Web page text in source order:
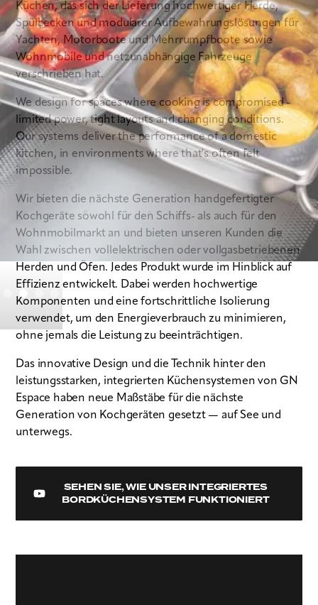
Slide 2 of 4.
Küchen, das sich der Lieferung hochwertiger Herde,
Spülbecken und modularer Aufbewahrungslösungen für
Yachten, Motorboote und Mehrrumpfboote sowie
Wohnmobile und netzunabhängige Fahrzeuge
verschrieben hat.
We design for spaces where cooking is compromised -
limited power, tight layouts and changing conditions.
Our systems deliver the performance of a domestic
kitchen, in environments where that's often felt
impossible.
Wir bieten die nächste Generation handgefertigter
Kochgeräte sowohl für den Schiffs- als auch für den
Wohnmobilmarkt an und bieten unseren Kunden die
Wahl zwischen vollelektrischen oder vollgasbetriebenen
Herden und Öfen. Jedes Produkt wurde im Hinblick auf
Effizienz entwickelt. Dabei werden hochwertige
Komponenten und eine fortschrittliche Isolierung
verwendet, um den Energieverbrauch zu minimieren,
ohne jemals die Leistung zu beeinträchtigen.
Das innovative Design und die Technik hinter den
leistungsstarken, integrierten Küchensystemen von GN
Espace haben neue Maßstäbe für die nächste
Generation von Kochgeräten gesetzt — auf See und
unterwegs.
SEHEN SIE, WIE UNSER INTEGRIERTES
BORDKÜCHENSYSTEM FUNKTIONIERT